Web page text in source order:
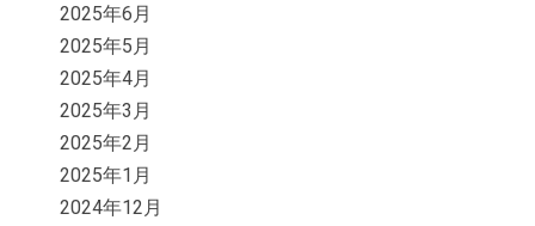
2025年6月
2025年5月
2025年4月
2025年3月
2025年2月
2025年1月
2024年12月